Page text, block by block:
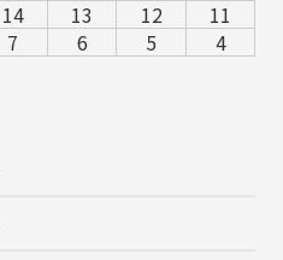
14 13 12
11
7 6 5
4